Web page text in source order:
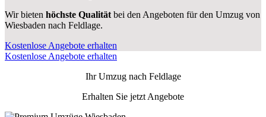
Wir bieten höchste Qualität bei den Angeboten für den Umzug von
Wiesbaden nach Feldlage.
Kostenlose Angebote erhalten
Kostenlose Angebote erhalten
Ihr Umzug nach Feldlage
Erhalten Sie jetzt Angebote